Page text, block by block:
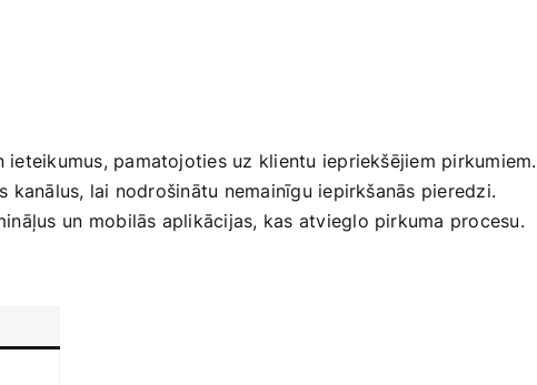
ieteikumus, pamatojoties uz klientu iepriekšējiem pirkumiem.
lai nodrošinātu nemainīgu iepirkšanās pieredzi.
un ⁣mobilās aplikācijas, ‍kas ‌atvieglo pirkuma procesu.